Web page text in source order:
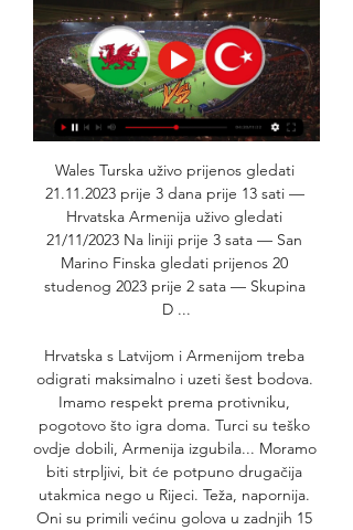
Wales Turska uživo prijenos gledati
21.11.2023 prije 3 dana prije 13 sati —
Hrvatska Armenija uživo gledati
21/11/2023 Na liniji prije 3 sata — San
Marino Finska gledati prijenos 20
studenog 2023 prije 2 sata — Skupina
D ...
Hrvatska s Latvijom i Armenijom treba
odigrati maksimalno i uzeti šest bodova.
Imamo respekt prema protivniku,
pogotovo što igra doma. Turci su teško
ovdje dobili, Armenija izgubila... Moramo
biti strpljivi, bit će potpuno drugačija
utakmica nego u Rijeci. Teža, napornija.
Oni su primili većinu golova u zadnjih 15